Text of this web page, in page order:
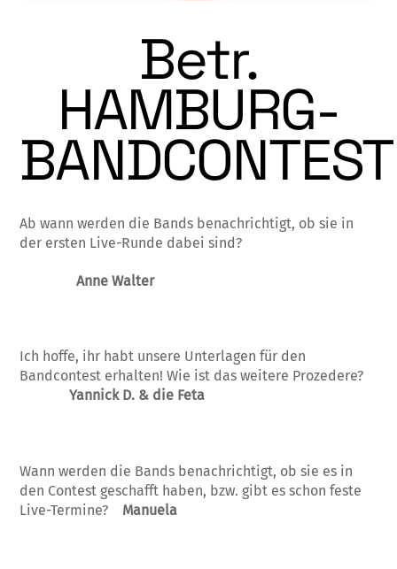
Betr.
HAMBURG-
BANDCONTEST
Ab wann werden die Bands benachrichtigt, ob sie in
der ersten Live-Runde dabei sind?
Anne Walter
Ich hoffe, ihr habt unsere Unterlagen für den
Bandcontest erhalten! Wie ist das weitere Prozedere?
Yannick D. & die Feta
Wann werden die Bands benachrichtigt, ob sie es in
den Contest geschafft haben, bzw. gibt es schon feste
Live-Termine? Manuela